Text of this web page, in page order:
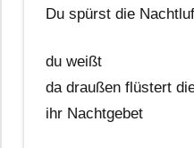
Du spürst die
du weißt
da draußen flüstert
ihr Nachtgebet